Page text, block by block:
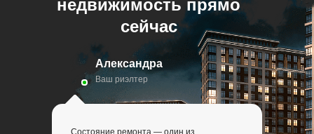
недвижимость прямо
сейчас
Александра
Ваш риэлтер
Состояние ремонта — один из